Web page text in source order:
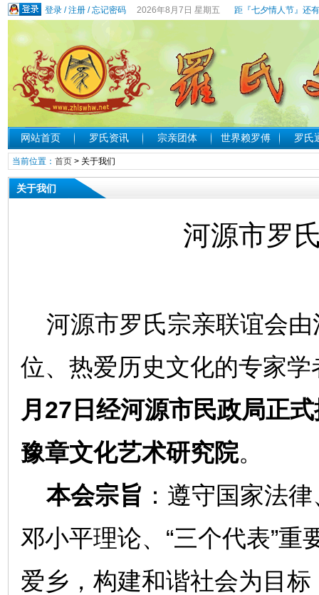
登录/注册/忘记密码 2026年8月7日 星期五 距『七夕情人节』还
网站首页 罗氏资讯 宗亲团体 世界赖罗傅 罗氏
当前位置： 首页> 关于我们
关于我们
河源市罗
河源市罗氏宗亲联谊会由
位、热爱历史文化的专家
月27日经河源市民政局正
豫章文化艺术研究院。
本会宗旨 ：遵守国家法
邓小平理论、“三个代表”
爱乡，构建和谐社会为目